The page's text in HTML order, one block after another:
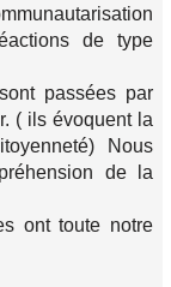
de type
passées par
( ils évoquent la
Nous
de la
ont toute notre